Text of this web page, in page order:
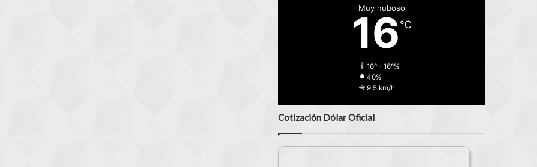
Muy nuboso
16 ℃
16º - 16º%
40%
9.5 km/h
Cotización Dólar Oficial